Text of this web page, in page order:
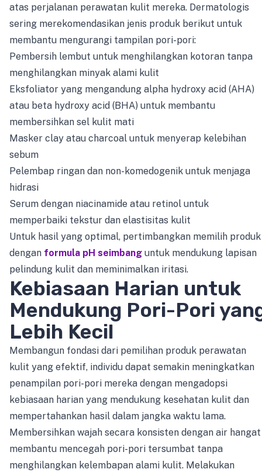
atas perjalanan perawatan kulit mereka. Dermatologis
sering merekomendasikan jenis produk berikut untuk
membantu mengurangi tampilan pori-pori:
Pembersih lembut untuk menghilangkan kotoran tanpa
menghilangkan minyak alami kulit
Eksfoliator yang mengandung alpha hydroxy acid (AHA)
atau beta hydroxy acid (BHA) untuk membantu
membersihkan sel kulit mati
Masker clay atau charcoal untuk menyerap kelebihan
sebum
Pelembap ringan dan non-komedogenik untuk menjaga
hidrasi
Serum dengan niacinamide atau retinol untuk
memperbaiki tekstur dan elastisitas kulit
Untuk hasil yang optimal, pertimbangkan memilih produk
dengan formula pH seimbang untuk mendukung lapisan
pelindung kulit dan meminimalkan iritasi.
Kebiasaan Harian untuk
Mendukung Pori-Pori
Lebih Kecil
Membangun fondasi dari pemilihan produk perawatan
kulit yang efektif, individu dapat semakin meningkatkan
penampilan pori-pori mereka dengan mengadopsi
kebiasaan harian yang mendukung kesehatan kulit dan
mempertahankan hasil dalam jangka waktu lama.
Membersihkan wajah secara konsisten dengan air hangat
membantu mencegah pori-pori tersumbat tanpa
menghilangkan kelembapan alami kulit. Melakukan